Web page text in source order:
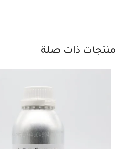
منتجات ذات صلة